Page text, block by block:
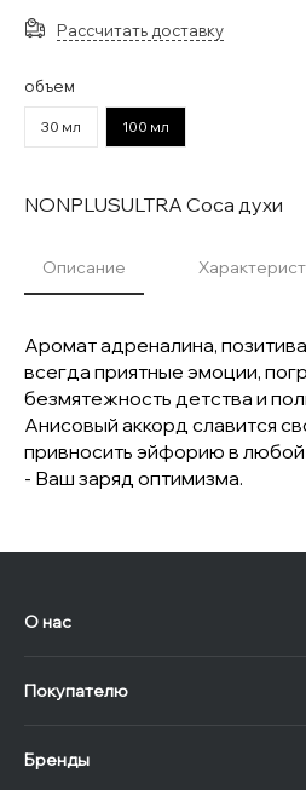
Рассчитать доставку
объем
30 мл 100 мл
NONPLUSULTRA Coca духи
Описание
Аромат адреналина,
всегда приятные эмоции,
безмятежность детства и
Анисовый аккорд славится
привносить эйфорию в любой
- Ваш заряд оптимизма.
О нас
Покупателю
Бренды